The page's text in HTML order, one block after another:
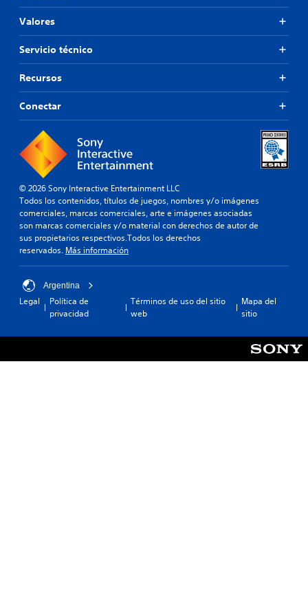
Valores
Servicio técnico
Recursos
Conectar
© 2026 Sony Interactive Entertainment LLC
Todos los contenidos, títulos de juegos, nombres y/o imágenes
comerciales, marcas comerciales, arte e imágenes asociadas
son marcas comerciales y/o material con derechos de autor de
sus propietarios respectivos.Todos los derechos
reservados. Más información
Argentina
Legal
Política de
privacidad
Términos de uso del sitio
web
Mapa del
sitio